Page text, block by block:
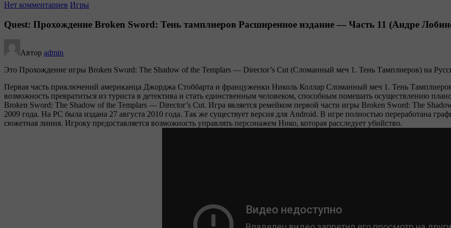
Нет комментариев Игры
Quest: Прохождение Broken Sword: Тень тамплиеров Расширенное издание — Часть 11 (Андре
Автор admin
Это Прохождение игры Broken Sword: The Shadow of the Templars — Director’s Cut (Сломанный меч 1. Тень Тамплиеров) на
Первая часть приключений американца Джорджа Стоббарта и француженки Николь Коллар Сломанный меч 1. Тень
возможность превратиться из туриста в детектива и стать единственным человеком, способным помешать осуществлению
Broken Sword: The Shadow of the Templars — Director’s Cut. Игра является ремейком первой части игры Broken Sword: The
2009 года. На PC была издана 27 августа 2010 года. Так же существует версия для Android. В игре полностью переработана
сюжетная линия. Игроку предоставляется возможность управлять персонажем Нико, которая расследует убийство.